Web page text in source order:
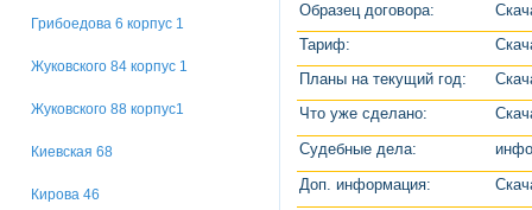
Грибоедова 6 корпус 1
Жуковского 84 корпус 1
Жуковского 88 корпус1
Киевская 68
Кирова 46
Образец договора:
Тариф:
Планы на текущий год:
Что уже сделано:
Судебные дела:
Доп. информация: